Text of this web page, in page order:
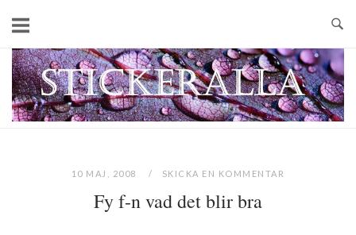
content
Home
10 MAJ, 2008 SKICKA EN KOMMENTAR
Fy f-n vad det blir bra